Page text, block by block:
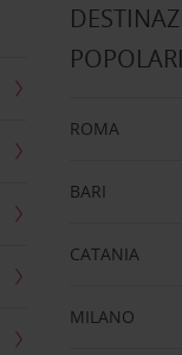
POPOLARI
ROMA
BARI
CATANIA
MILANO